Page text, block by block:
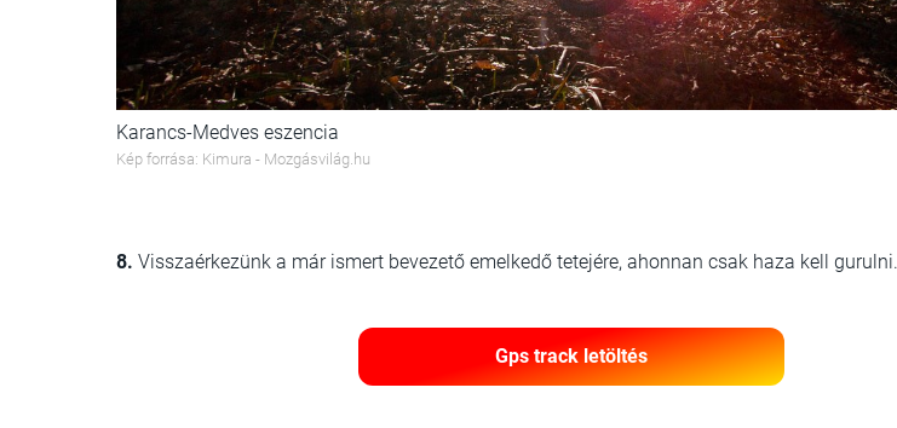
Karancs-Medves eszencia
Kép forrása: Kimura - Mozgásvilág.hu
8. Visszaérkezünk a már ismert bevezető emelkedő tetejére, ahonnan csak haza kell gurulni.
Gps track letöltés